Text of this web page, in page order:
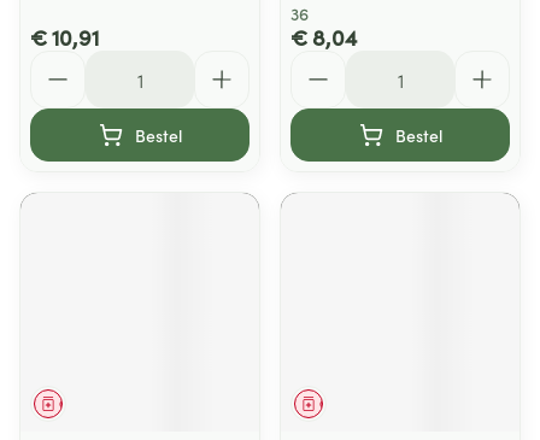
€ 10,91
Bestel
36
€ 8,04
Bestel
Geneesmiddel Geneesmiddel